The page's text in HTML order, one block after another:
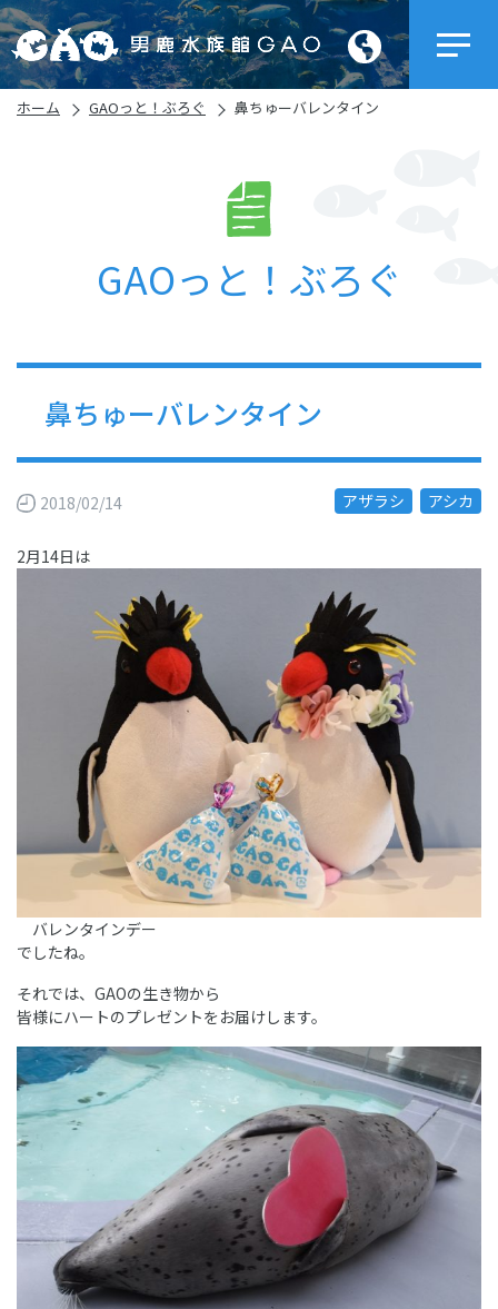
ホーム GAOっと！ぶろぐ 鼻ちゅーバレンタイン
GAOっと！ぶろぐ
鼻ちゅーバレンタイン
2018/02/14 アザラシ アシカ
2月14日は
バレンタインデー
でしたね。
それでは、GAOの生き物から
皆様にハートのプレゼントをお届けします。